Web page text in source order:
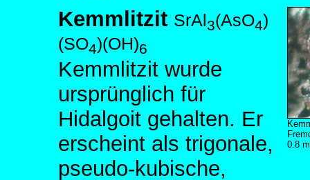
Kemmlitzit SrAl3(AsO4)
(SO4)(OH)6
Kemmlitzit wurde
ursprünglich für
Hidalgoit gehalten. Er
erscheint als trigonale,
pseudo-kubische,
0.8